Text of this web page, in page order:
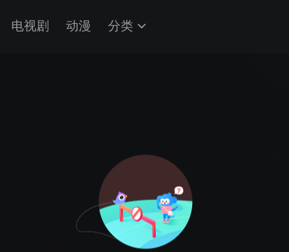
电视剧 动漫 分类